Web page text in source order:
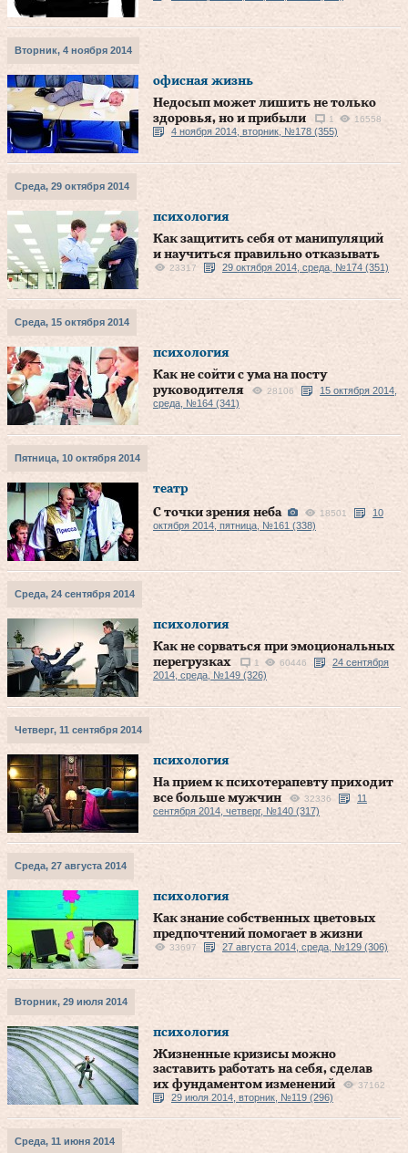
Вторник, 4 ноября 2014
офисная жизнь
Недосып может лишить не только
здоровья, но и прибыли
1 16558
4 ноября 2014, вторник, №178 (355)
Среда, 29 октября 2014
психология
Как защитить себя от манипуляций
и научиться правильно отказывать
23317 29 октября 2014, среда, №174 (351)
Среда, 15 октября 2014
психология
Как не сойти с ума на посту
руководителя
28106
15 октября 2014,
среда, №164 (341)
Пятница, 10 октября 2014
театр
С точки зрения неба
18501
10
октября 2014, пятница, №161 (338)
Среда, 24 сентября 2014
психология
Как не сорваться при эмоциональных
перегрузках
1 60446
24 сентября
2014, среда, №149 (326)
Четверг, 11 сентября 2014
психология
На прием к психотерапевту приходит
все больше мужчин
32336
11
сентября 2014, четверг, №140 (317)
Среда, 27 августа 2014
психология
Как знание собственных цветовых
предпочтений помогает в жизни
33697 27 августа 2014, среда, №129 (306)
Вторник, 29 июля 2014
психология
Жизненные кризисы можно
заставить работать на себя, сделав
их фундаментом изменений
37162
29 июля 2014, вторник, №119 (296)
Среда, 11 июня 2014